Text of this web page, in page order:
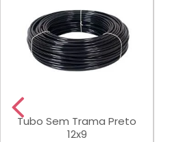
Tubo Sem Trama Preto
12x9